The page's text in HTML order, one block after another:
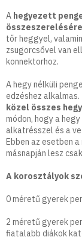
A hegyezett
összeszerelésére
tőr heggyel,
zsugorcsővel van
konnektorhoz.
A hegy nélküli
edzéshez alkalmas.
közel összes
módon, hogy a
alkatrésszel és a
Ebben az esetben
másnapján lesz
A korosztályok
0 méretű gyerek
2 méretű gyerek
fiatalabb diákok